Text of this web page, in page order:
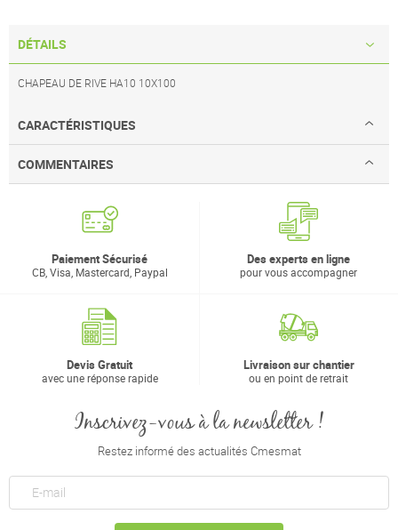
DÉTAILS
CHAPEAU DE RIVE HA10 10X100
CARACTÉRISTIQUES
COMMENTAIRES
Paiement Sécurisé
CB, Visa, Mastercard, Paypal
Des experts en ligne
pour vous accompagner
Devis Gratuit
avec une réponse rapide
Livraison sur chantier
ou en point de retrait
Inscrivez-vous à la newsletter !
Restez informé des actualités Cmesmat